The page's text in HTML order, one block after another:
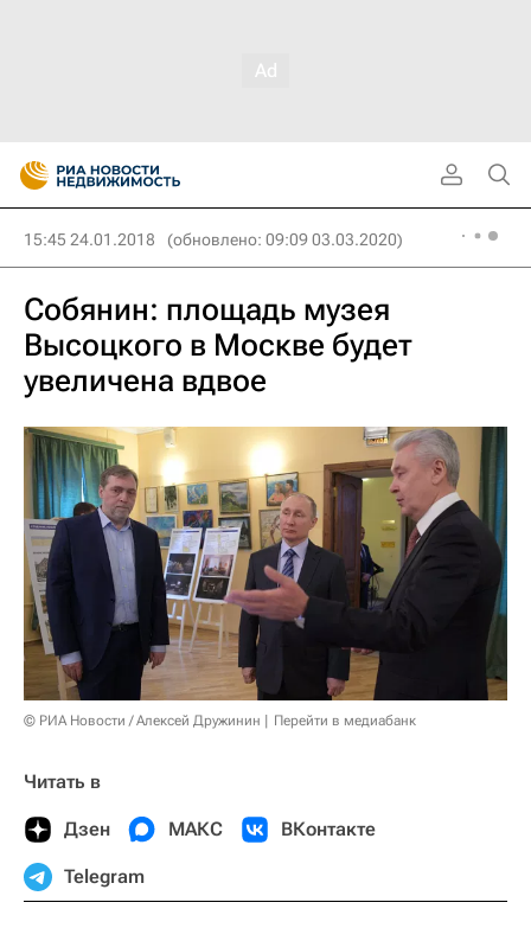
15:45 24.01.2018 (обновлено: 09:09 03.03.2020)
Собянин: площадь музея
Высоцкого в Москве будет
увеличена вдвое
© РИА Новости / Алексей Дружинин Перейти в медиабанк
Читать в
Дзен МАКС ВКонтакте
Telegram